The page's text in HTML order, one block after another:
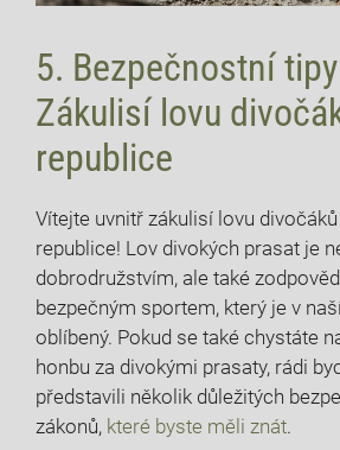
5. Bezpečnostní
‍Zákulisí lovu
republice
Vítejte uvnitř zákulisí lovu
republice! Lov divokých prasat ⁢je
dobrodružstvím, ale⁣ také
bezpečným sportem, který je v
oblíbený. Pokud se‍ také chystáte
honbu​ za divokými prasaty, rádi
představili⁤ několik důležitých
zákonů, které byste měli znát.